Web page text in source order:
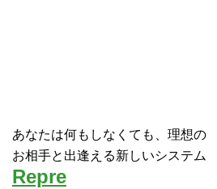
あなたは何もしなくても、理想の
お相手と出逢える新しいシステム
Repre